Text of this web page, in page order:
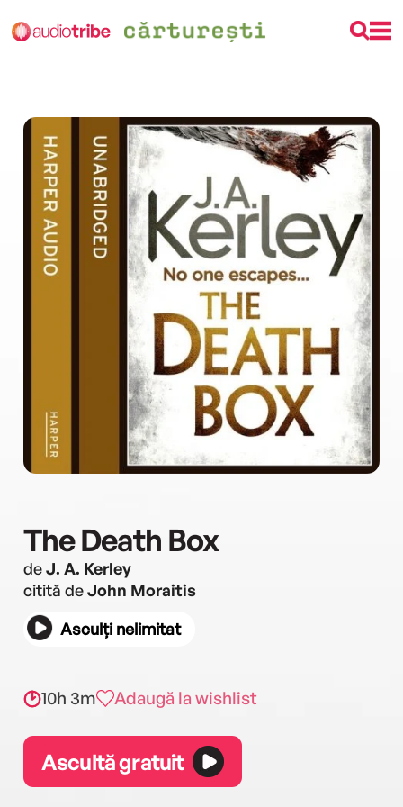
The Death Box
deJ. A. Kerley
citită deJohn Moraitis
Asculți nelimitat
10h 3m Adaugă la wishlist
Ascultă gratuit